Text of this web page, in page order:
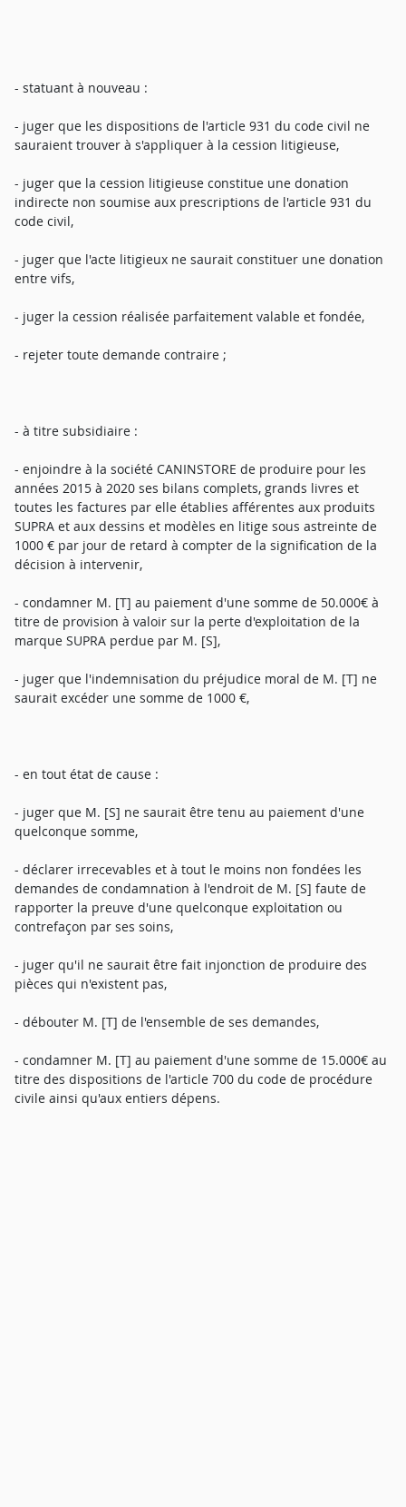
- statuant à nouveau :
- juger que les dispositions de l'article 931 du code civil ne
sauraient trouver à s'appliquer à la cession litigieuse,
- juger que la cession litigieuse constitue une donation
indirecte non soumise aux prescriptions de l'article 931 du
code civil,
- juger que l'acte litigieux ne saurait constituer une donation
entre vifs,
- juger la cession réalisée parfaitement valable et fondée,
- rejeter toute demande contraire ;
- à titre subsidiaire :
- enjoindre à la société CANINSTORE de produire pour les
années 2015 à 2020 ses bilans complets, grands livres et
toutes les factures par elle établies afférentes aux produits
SUPRA et aux dessins et modèles en litige sous astreinte de
1000 € par jour de retard à compter de la signification de la
décision à intervenir,
- condamner M. [T] au paiement d'une somme de 50.000€ à
titre de provision à valoir sur la perte d'exploitation de la
marque SUPRA perdue par M. [S],
- juger que l'indemnisation du préjudice moral de M. [T] ne
saurait excéder une somme de 1000 €,
- en tout état de cause :
- juger que M. [S] ne saurait être tenu au paiement d'une
quelconque somme,
- déclarer irrecevables et à tout le moins non fondées les
demandes de condamnation à l'endroit de M. [S] faute de
rapporter la preuve d'une quelconque exploitation ou
contrefaçon par ses soins,
- juger qu'il ne saurait être fait injonction de produire des
pièces qui n'existent pas,
- débouter M. [T] de l'ensemble de ses demandes,
- condamner M. [T] au paiement d'une somme de 15.000€ au
titre des dispositions de l'article 700 du code de procédure
civile ainsi qu'aux entiers dépens.